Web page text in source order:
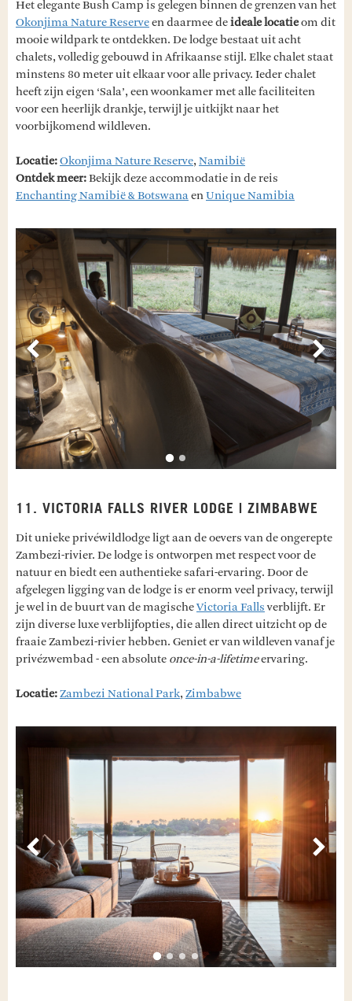
Het elegante Bush Camp is gelegen binnen de grenzen van het
Okonjima Nature Reserveen daarmee deideale locatieom dit
mooie wildpark te ontdekken. De lodge bestaat uit acht
chalets, volledig gebouwd in Afrikaanse stijl. Elke chalet staat
minstens 80 meter uit elkaar voor alle privacy. Ieder chalet
heeft zijn eigen ‘Sala’, een woonkamer met alle faciliteiten
voor een heerlijk drankje, terwijl je uitkijkt naar het
voorbijkomend wildleven.
Locatie:Okonjima Nature Reserve, Namibië
Ontdek meer:Bekijk deze accommodatie in de reis
Enchanting Namibië & BotswanaenUnique Namibia
Vorige
11. VICTORIA FALLS RIVER LODGE | ZIMBABWE
Dit unieke privéwildlodge ligt aan de oevers van de ongerepte
Zambezi-rivier. De lodge is ontworpen met respect voor de
natuur en biedt een authentieke safari-ervaring. Door de
afgelegen ligging van de lodge is er enorm veel privacy, terwijl
je wel in de buurt van de magischeVictoria Falls verblijft. Er
zijn diverse luxe verblijfopties, die allen direct uitzicht op de
fraaie Zambezi-rivier hebben. Geniet er van wildleven vanaf je
privézwembad - een absolute once-in-a-lifetimeervaring.
Locatie:Zambezi National Park, Zimbabwe
Vorige